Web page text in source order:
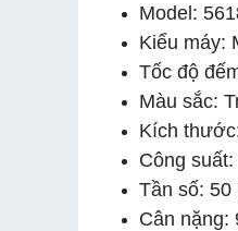
Model:
Kiểu máy:
Tốc độ
Màu sắc:
Kích
Công
Tần số: 50
Cân nặng: